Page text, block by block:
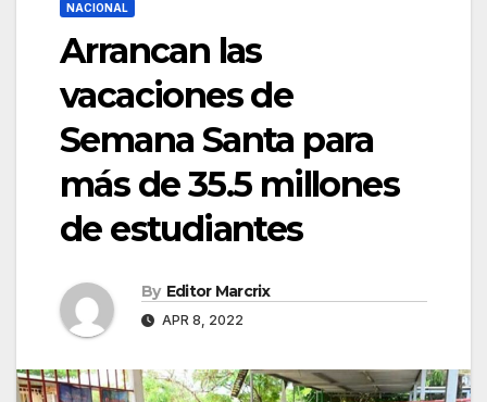
NACIONAL
Arrancan las
vacaciones de
Semana Santa para
más de 35.5 millones
de estudiantes
By Editor Marcrix
APR 8, 2022